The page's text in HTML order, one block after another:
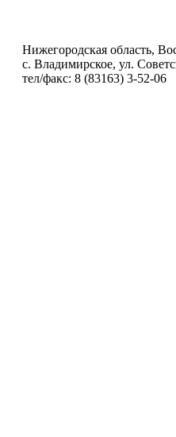
Нижегородская область,
с. Владимирское, ул.
тел/факс: 8 (83163) 3-52-06